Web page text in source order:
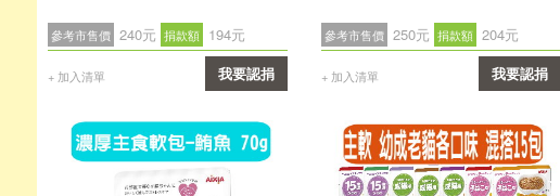
參考市售價 240元 捐款額 194元
+ 加入清單 我要認捐
參考市售價 250元 捐款額 204元
+ 加入清單 我要認捐